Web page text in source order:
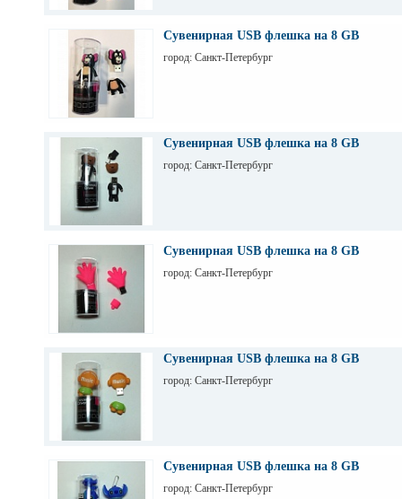
Сувенирная USB флешка на 8 GB
город: Санкт-Петербург
Сувенирная USB флешка на 8 GB
город: Санкт-Петербург
Сувенирная USB флешка на 8 GB
город: Санкт-Петербург
Сувенирная USB флешка на 8 GB
город: Санкт-Петербург
Сувенирная USB флешка на 8 GB
город: Санкт-Петербург